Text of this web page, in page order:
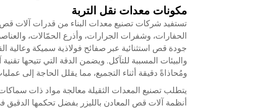
مكونات معدات نقل التربة
تستفيد شركات تصنيع معدات البناء من قدرات آلات قص
الحفارات، وشفرات الجرارات، وأذرع الحمّالات،
جودة قص استثنائية عبر صفائح فولاذية سميكة
والبيئات المسببة للتآكل. ويضمن الدقة التي تتيحها
ومُحاذاةً دقيقة أثناء التجميع، مما يقلل الحاجة إلى
يتطلب تصنيع المعدات الثقيلة معالجة مواد ذات
أنظمة آلات قص المعادن بالليزر بفضل تحكمها الدقيق